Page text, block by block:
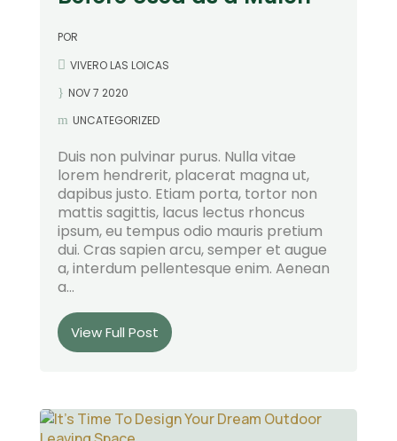
POR
VIVERO LAS LOICAS
NOV 7 2020
UNCATEGORIZED
Duis non pulvinar purus. Nulla vitae
lorem hendrerit, placerat magna ut,
dapibus justo. Etiam porta, tortor non
mattis sagittis, lacus lectus rhoncus
ipsum, eu tempus odio mauris pretium
dui. Cras sapien arcu, semper et augue
a, interdum pellentesque enim. Aenean
a...
View Full Post